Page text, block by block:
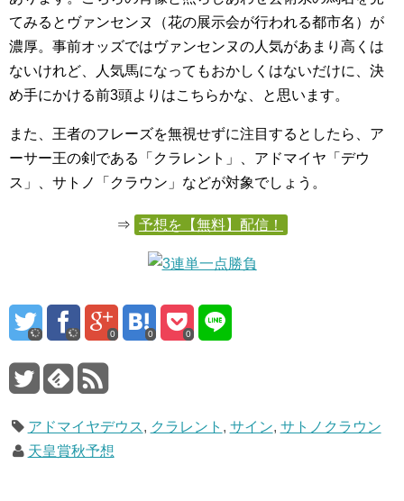
てみるとヴァンセンヌ（花の展示会が行われる都市名）が
濃厚。事前オッズではヴァンセンヌの人気があまり高くは
ないけれど、人気馬になってもおかしくはないだけに、決
め手にかける前3頭よりはこちらかな、と思います。
また、王者のフレーズを無視せずに注目するとしたら、ア
ーサー王の剣である「クラレント」、アドマイヤ「デウ
ス」、サトノ「クラウン」などが対象でしょう。
⇒ 予想を【無料】配信！
0 0 0
アドマイヤデウス, クラレント , サイン, サトノクラウン
天皇賞秋予想